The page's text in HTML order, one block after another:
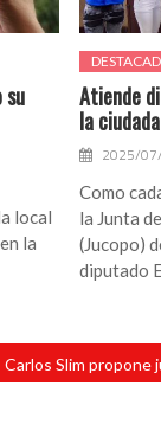
su
local
la
Atiende
la
2025/
Como
la Junta
(Jucopo)
diputado
Carlos Slim propone